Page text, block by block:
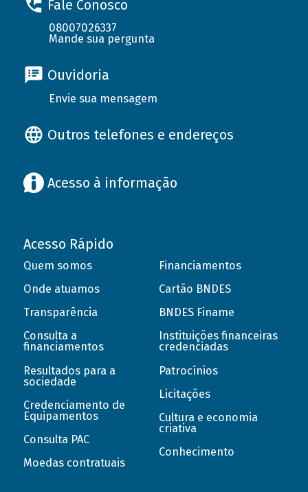
Fale Conosco
08007026337
Mande sua pergunta
Ouvidoria
Envie sua mensagem
Outros telefones e endereços
Acesso à informação
Acesso Rápido
Quem somos
Onde atuamos
Transparência
Consulta a
financiamentos
Resultados para a
sociedade
Credenciamento de
Equipamentos
Consulta PAC
Moedas contratuais
Financiamentos
Cartão BNDES
BNDES Finame
Instituições financeiras
credenciadas
Patrocínios
Licitações
Cultura e economia
criativa
Conhecimento